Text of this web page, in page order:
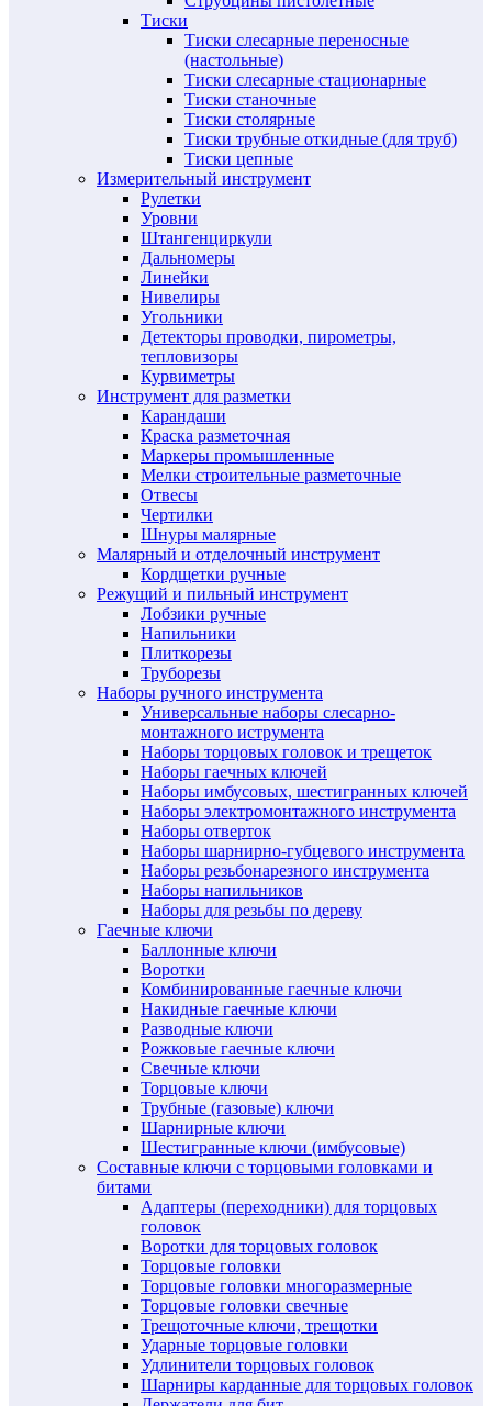
Тиски
Тиски слесарные переносные
(настольные)
Тиски слесарные стационарные
Тиски станочные
Тиски столярные
Тиски трубные откидные (для труб)
Тиски цепные
Измерительный инструмент
Рулетки
Уровни
Штангенциркули
Дальномеры
Линейки
Нивелиры
Угольники
Детекторы проводки, пирометры,
тепловизоры
Курвиметры
Инструмент для разметки
Карандаши
Краска разметочная
Маркеры промышленные
Мелки строительные разметочные
Отвесы
Чертилки
Шнуры малярные
Малярный и отделочный инструмент
Кордщетки ручные
Режущий и пильный инструмент
Лобзики ручные
Напильники
Плиткорезы
Труборезы
Наборы ручного инструмента
Универсальные наборы слесарно-
монтажного иструмента
Наборы торцовых головок и трещеток
Наборы гаечных ключей
Наборы имбусовых, шестигранных ключей
Наборы электромонтажного инструмента
Наборы отверток
Наборы шарнирно-губцевого инструмента
Наборы резьбонарезного инструмента
Наборы напильников
Наборы для резьбы по дереву
Гаечные ключи
Баллонные ключи
Воротки
Комбинированные гаечные ключи
Накидные гаечные ключи
Разводные ключи
Рожковые гаечные ключи
Свечные ключи
Торцовые ключи
Трубные (газовые) ключи
Шарнирные ключи
Шестигранные ключи (имбусовые)
Составные ключи с торцовыми головками и
битами
Адаптеры (переходники) для торцовых
головок
Воротки для торцовых головок
Торцовые головки
Торцовые головки многоразмерные
Торцовые головки свечные
Трещоточные ключи, трещотки
Ударные торцовые головки
Удлинители торцовых головок
Шарниры карданные для торцовых головок